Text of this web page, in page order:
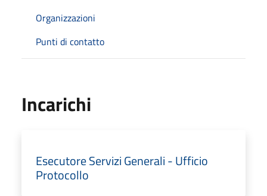
Organizzazioni
Punti di contatto
Incarichi
Esecutore Servizi Generali - Ufficio
Protocollo